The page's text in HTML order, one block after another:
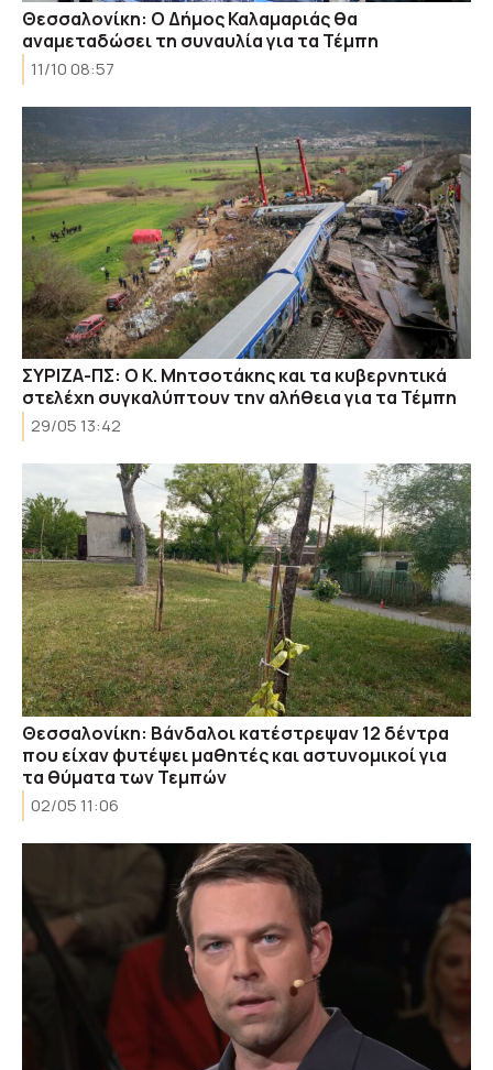
Θεσσαλονίκη: Ο Δήμος Καλαμαριάς θα
αναμεταδώσει τη συναυλία για τα Τέμπη
11/10 08:57
ΣΥΡΙΖΑ-ΠΣ: Ο Κ. Μητσοτάκης και τα κυβερνητικά
στελέχη συγκαλύπτουν την αλήθεια για τα Τέμπη
29/05 13:42
Θεσσαλονίκη: Βάνδαλοι κατέστρεψαν 12 δέντρα
που είχαν φυτέψει μαθητές και αστυνομικοί για
τα θύματα των Τεμπών
02/05 11:06